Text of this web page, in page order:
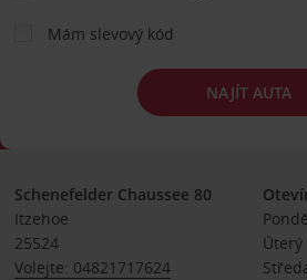
Mám slevový kód
NAJÍT AUTA
Schenefelder Chaussee 80
Itzehoe
25524
Volejte: 04821717624
Úterý